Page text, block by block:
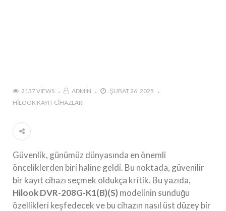
2137 VIEWS ADMIN
ŞUBAT 26, 2025
HILOOK KAYIT CIHAZLARI
Güvenlik, günümüz dünyasında en önemli
önceliklerden biri haline geldi. Bu noktada, güvenilir
bir kayıt cihazı seçmek oldukça kritik. Bu yazıda,
Hilook DVR-208G-K1(B)(S) modelinin sunduğu
özellikleri keşfedecek ve bu cihazın nasıl üst düzey bir